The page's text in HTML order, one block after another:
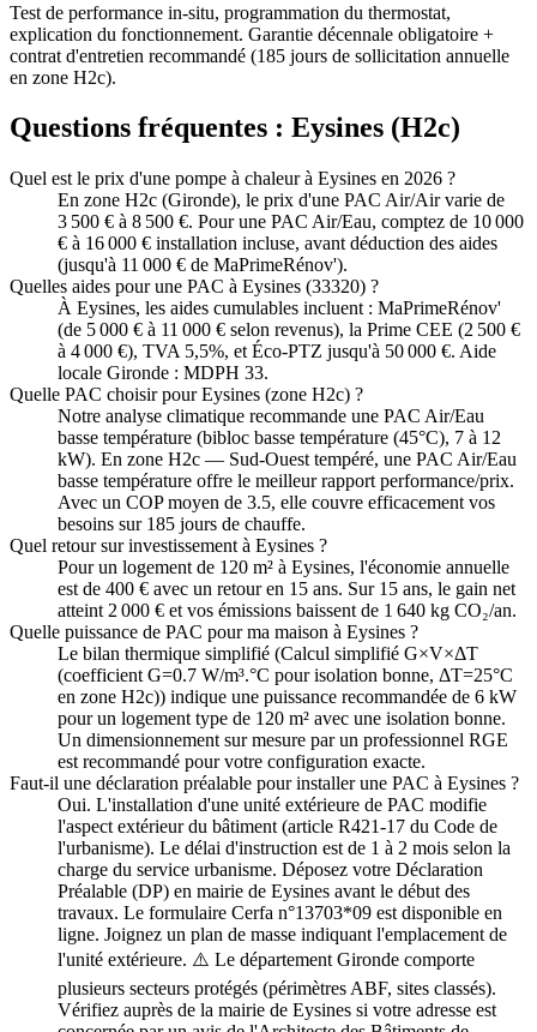
Test de performance in-situ, programmation du thermostat,
explication du fonctionnement. Garantie décennale obligatoire +
contrat d'entretien recommandé (185 jours de sollicitation annuelle
en zone H2c).
Questions fréquentes : Eysines (H2c)
Quel est le prix d'une pompe à chaleur à Eysines en 2026 ?
En zone H2c (Gironde), le prix d'une PAC Air/Air varie de
3 500 € à 8 500 €. Pour une PAC Air/Eau, comptez de 10 000
€ à 16 000 € installation incluse, avant déduction des aides
(jusqu'à 11 000 € de MaPrimeRénov').
Quelles aides pour une PAC à Eysines (33320) ?
À Eysines, les aides cumulables incluent : MaPrimeRénov'
(de 5 000 € à 11 000 € selon revenus), la Prime CEE (2 500 €
à 4 000 €), TVA 5,5%, et Éco-PTZ jusqu'à 50 000 €. Aide
locale Gironde : MDPH 33.
Quelle PAC choisir pour Eysines (zone H2c) ?
Notre analyse climatique recommande une PAC Air/Eau
basse température (bibloc basse température (45°C), 7 à 12
kW). En zone H2c — Sud-Ouest tempéré, une PAC Air/Eau
basse température offre le meilleur rapport performance/prix.
Avec un COP moyen de 3.5, elle couvre efficacement vos
besoins sur 185 jours de chauffe.
Quel retour sur investissement à Eysines ?
Pour un logement de 120 m² à Eysines, l'économie annuelle
est de 400 € avec un retour en 15 ans. Sur 15 ans, le gain net
atteint 2 000 € et vos émissions baissent de 1 640 kg CO₂/an.
Quelle puissance de PAC pour ma maison à Eysines ?
Le bilan thermique simplifié (Calcul simplifié G×V×ΔT
(coefficient G=0.7 W/m³.°C pour isolation bonne, ΔT=25°C
en zone H2c)) indique une puissance recommandée de 6 kW
pour un logement type de 120 m² avec une isolation bonne.
Un dimensionnement sur mesure par un professionnel RGE
est recommandé pour votre configuration exacte.
Faut-il une déclaration préalable pour installer une PAC à Eysines ?
Oui. L'installation d'une unité extérieure de PAC modifie
l'aspect extérieur du bâtiment (article R421-17 du Code de
l'urbanisme). Le délai d'instruction est de 1 à 2 mois selon la
charge du service urbanisme. Déposez votre Déclaration
Préalable (DP) en mairie de Eysines avant le début des
travaux. Le formulaire Cerfa n°13703*09 est disponible en
ligne. Joignez un plan de masse indiquant l'emplacement de
l'unité extérieure. ⚠️ Le département Gironde comporte
plusieurs secteurs protégés (périmètres ABF, sites classés).
Vérifiez auprès de la mairie de Eysines si votre adresse est